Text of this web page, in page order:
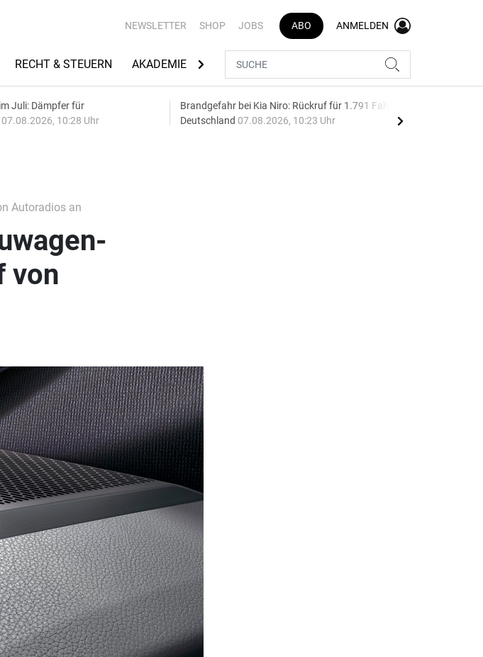
NEWSLETTER SHOP JOBS ABO ANMELDEN
RECHT & STEUERN AKADEMIE AUTOMARKEN
Juli: Dämpfer für
07.08.2026, 10:28 Uhr
Brandgefahr bei Kia Niro: Rückruf für 1.791 Fahrzeuge in
Deutschland 07.08.2026, 10:23 Uhr
Autoradios an
von